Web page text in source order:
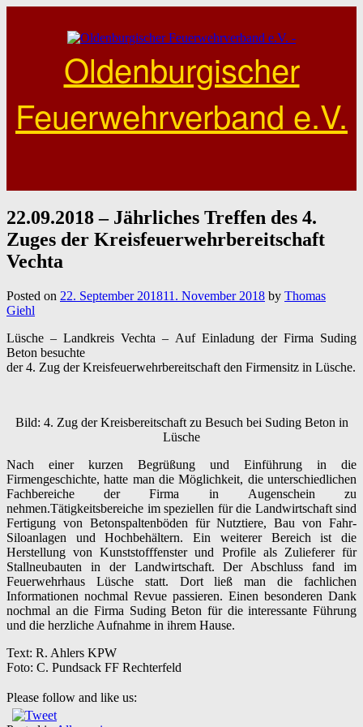
Oldenburgischer
Feuerwehrverband e.V.
22.09.2018 – Jährliches Treffen des 4.
Zuges der Kreisfeuerwehrbereitschaft
Vechta
Posted on 22. September 201811. November 2018 by Thomas
Giehl
Lüsche – Landkreis Vechta – Auf Einladung der Firma Suding
Beton besuchte
der 4. Zug der Kreisfeuerwehrbereitschaft den Firmensitz in Lüsche.
Bild: 4. Zug der Kreisbereitschaft zu Besuch bei Suding Beton in
Lüsche
Nach einer kurzen Begrüßung und Einführung in die
Firmengeschichte, hatte man die Möglichkeit, die unterschiedlichen
Fachbereiche der Firma in Augenschein zu
nehmen.Tätigkeitsbereiche im speziellen für die Landwirtschaft sind
Fertigung von Betonspaltenböden für Nutztiere, Bau von Fahr-
Siloanlagen und Hochbehältern. Ein weiterer Bereich ist die
Herstellung von Kunststofffenster und Profile als Zulieferer für
Stallneubauten in der Landwirtschaft. Der Abschluss fand im
Feuerwehrhaus Lüsche statt. Dort ließ man die fachlichen
Informationen nochmal Revue passieren. Einen besonderen Dank
nochmal an die Firma Suding Beton für die interessante Führung
und die herzliche Aufnahme in ihrem Hause.
Text: R. Ahlers KPW
Foto: C. Pundsack FF Rechterfeld
Please follow and like us: